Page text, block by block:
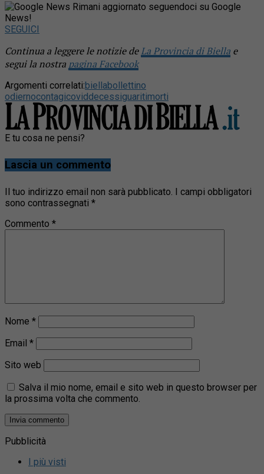
Rimani aggiornato seguendoci su Google
News!
SEGUICI
Continua a leggere le notizie deLa Provincia di Biella e
segui la nostra pagina Facebook
Argomenti correlati:biellabollettino
odiernocontagicoviddecessiguaritimorti
E tu cosa ne pensi?
Lascia un commento
Il tuo indirizzo email non sarà pubblicato. I campi obbligatori
sono contrassegnati *
Commento *
Nome *
Email *
Sito web
Salva il mio nome, email e sito web in questo browser per
la prossima volta che commento.
Pubblicità
I più visti